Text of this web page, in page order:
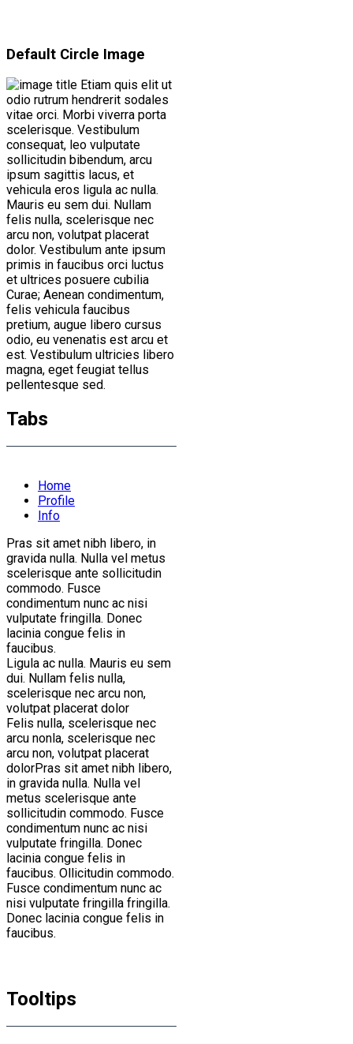
Default Circle Image
Etiam quis elit ut
odio rutrum hendrerit sodales
vitae orci. Morbi viverra porta
scelerisque. Vestibulum
consequat, leo vulputate
sollicitudin bibendum, arcu
ipsum sagittis lacus, et
vehicula eros ligula ac nulla.
Mauris eu sem dui. Nullam
felis nulla, scelerisque nec
arcu non, volutpat placerat
dolor. Vestibulum ante ipsum
primis in faucibus orci luctus
et ultrices posuere cubilia
Curae; Aenean condimentum,
felis vehicula faucibus
pretium, augue libero cursus
odio, eu venenatis est arcu et
est. Vestibulum ultricies libero
magna, eget feugiat tellus
pellentesque sed.
Tabs
Home
Profile
Info
Pras sit amet nibh libero, in
gravida nulla. Nulla vel metus
scelerisque ante sollicitudin
commodo. Fusce
condimentum nunc ac nisi
vulputate fringilla. Donec
lacinia congue felis in
faucibus.
Ligula ac nulla. Mauris eu sem
dui. Nullam felis nulla,
scelerisque nec arcu non,
volutpat placerat dolor
Felis nulla, scelerisque nec
arcu nonla, scelerisque nec
arcu non, volutpat placerat
dolorPras sit amet nibh libero,
in gravida nulla. Nulla vel
metus scelerisque ante
sollicitudin commodo. Fusce
condimentum nunc ac nisi
vulputate fringilla. Donec
lacinia congue felis in
faucibus. Ollicitudin commodo.
Fusce condimentum nunc ac
nisi vulputate fringilla fringilla.
Donec lacinia congue felis in
faucibus.
Tooltips